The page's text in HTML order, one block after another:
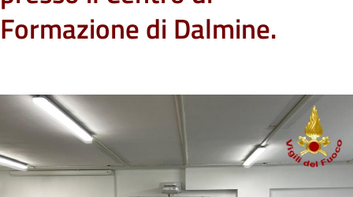
Formazione di Dalmine.